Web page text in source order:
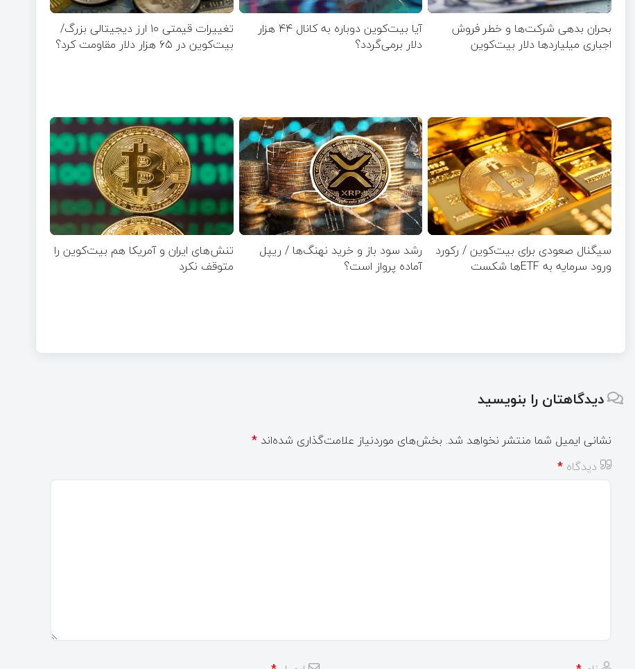
بحران بدهی شرکت‌ها و خطر فروش
اجباری میلیاردها دلار بیت‌کوین
آیا بیت‌کوین دوباره به کانال ۴۴ هزار
دلار برمی‌گردد؟
تغییرات قیمتی ۱۰ ارز دیجیتالی بزرگ/
بیت‌کوین در ۶۵ هزار دلار مقاومت کرد؟
سیگنال صعودی برای بیت‌کوین / رکورد
ورود سرمایه به ETFها شکست
رشد سود باز و خرید نهنگ‌ها / ریپل
آماده پرواز است؟
تنش‌های ایران و آمریکا هم بیت‌کوین را
متوقف نکرد
دیدگاهتان را بنویسید
نشانی ایمیل شما منتشر نخواهد شد. بخش‌های موردنیاز علامت‌گذاری شده‌اند *
دیدگاه *